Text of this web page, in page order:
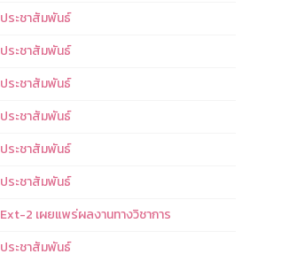
ประชาสัมพันธ์
ประชาสัมพันธ์
ประชาสัมพันธ์
ประชาสัมพันธ์
ประชาสัมพันธ์
ประชาสัมพันธ์
Ext-2 เผยแพร่ผลงานทางวิชาการ
ประชาสัมพันธ์